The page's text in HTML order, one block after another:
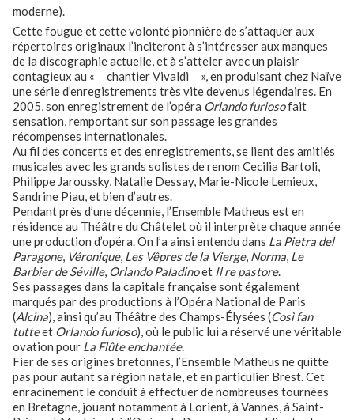
moderne).
Cette fougue et cette volonté pionnière de s’attaquer aux
répertoires originaux l’inciteront à s’intéresser aux manques
de la discographie actuelle, et à s’atteler avec un plaisir
contagieux au « chantier Vivaldi », en produisant chez Naïve
une série d’enregistrements très vite devenus légendaires. En
2005, son enregistrement de l’opéra Orlando furiosofait
sensation, remportant sur son passage les grandes
récompenses internationales.
Au fil des concerts et des enregistrements, se lient des amitiés
musicales avec les grands solistes de renom Cecilia Bartoli,
Philippe Jaroussky, Natalie Dessay, Marie-Nicole Lemieux,
Sandrine Piau, et bien d’autres.
Pendant près d’une décennie, l’Ensemble Matheus est en
résidence au Théâtre du Châtelet où il interprète chaque année
une production d’opéra. On l’a ainsi entendu dans La Pietra del
Paragone, Véronique, Les Vêpres de la Vierge, Norma, Le
Barbier de Séville, Orlando Paladinoet Il re pastore.
Ses passages dans la capitale française sont également
marqués par des productions à l’Opéra National de Paris
(Alcina), ainsi qu’au Théâtre des Champs-Élysées (Così fan
tutteet Orlando furioso), où le public lui a réservé une véritable
ovation pour La Flûte enchantée.
Fier de ses origines bretonnes, l’Ensemble Matheus ne quitte
pas pour autant sa région natale, et en particulier Brest. Cet
enracinement le conduit à effectuer de nombreuses tournées
en Bretagne, jouant notamment à Lorient, à Vannes, à Saint-